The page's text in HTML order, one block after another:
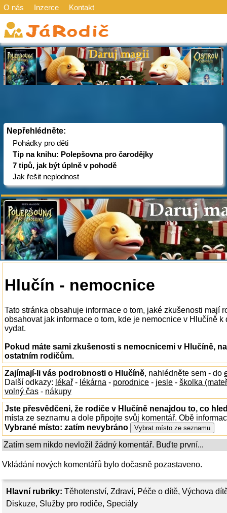
O nás Inzerce Kontakt
Nepřehlédněte:
Pohádky pro děti
Tip na knihu: Polepšovna pro čarodějky
7 tipů, jak být úplně v pohodě
Jak řešit neplodnost
Hlavní rubriky: Těhotenství, Zdraví, Péče o dítě, Výchova
Diskuze, Služby pro rodiče, Speciály
Hlučín - nemocnice
Tato stránka obsahuje informace o tom, jaké zkušenosti mají
obsahovat jak informace o tom, kde je nemocnice v Hlučíně
vydat.
Pokud máte sami zkušenosti s nemocnicemi v Hlučíně,
ostatním rodičům.
Zajímají-li vás podrobnosti o Hlučíně, nahlédněte sem - do
Další odkazy: lékař - lékárna - porodnice - jesle - školka
volný čas - nákupy
Jste přesvědčeni, že rodiče v Hlučíně nenajdou to, co
místa ze seznamu a dole připojte svůj komentář. Obě
Vybrané místo: zatím nevybráno
Zatím sem nikdo nevložil žádný komentář. Buďte první...
Vkládání nových komentářů bylo dočasně pozastaveno.